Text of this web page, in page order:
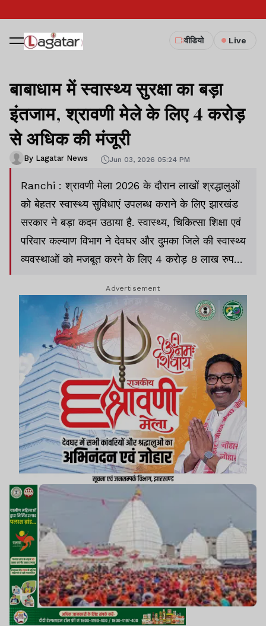
वीडियो Live
बाबाधाम में स्वास्थ्य सुरक्षा का बड़ा
इंतजाम, श्रावणी मेले के लिए 4 करोड़
से अधिक की मंजूरी
By Lagatar News Jun 03, 2026 05:24 PM
Ranchi : श्रावणी मेला 2026 के दौरान लाखों श्रद्धालुओं
को बेहतर स्वास्थ्य सुविधाएं उपलब्ध कराने के लिए झारखंड
सरकार ने बड़ा कदम उठाया है. स्वास्थ्य, चिकित्सा शिक्षा एवं
परिवार कल्याण विभाग ने देवघर और दुमका जिले की स्वास्थ्य
व्यवस्थाओं को मजबूत करने के लिए 4 करोड़ 8 लाख रुपये
Advertisement